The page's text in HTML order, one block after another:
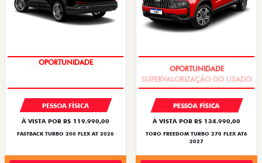
OPORTUNIDADE
PESSOA FÍSICA
À VISTA POR R$ 119.990,00
FASTBACK TURBO 200 FLEX AT 2026
PESSOA FÍSICA
À VISTA POR R$ 134.990,00
TORO FREEDOM TURBO 270 FLEX AT6
2027